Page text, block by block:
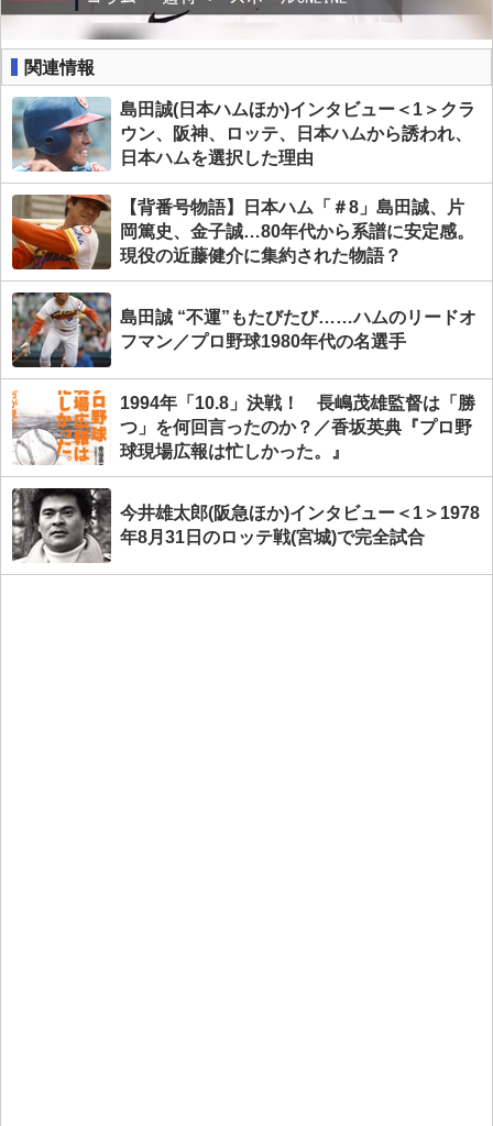
関連情報
島田誠(日本ハムほか)インタビュー＜1＞クラ
ウン、阪神、ロッテ、日本ハムから誘われ、
日本ハムを選択した理由
【背番号物語】日本ハム「＃8」島田誠、片
岡篤史、金子誠…80年代から系譜に安定感。
現役の近藤健介に集約された物語？
島田誠 “不運”もたびたび……ハムのリードオ
フマン／プロ野球1980年代の名選手
1994年「10.8」決戦！ 長嶋茂雄監督は「勝
つ」を何回言ったのか？／香坂英典『プロ野
球現場広報は忙しかった。』
今井雄太郎(阪急ほか)インタビュー＜1＞1978
年8月31日のロッテ戦(宮城)で完全試合